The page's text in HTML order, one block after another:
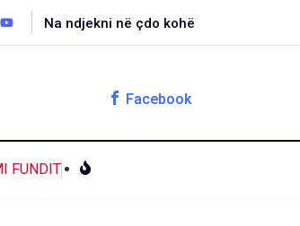
Na ndjekni në çdo kohë
Facebook
FUNDIT